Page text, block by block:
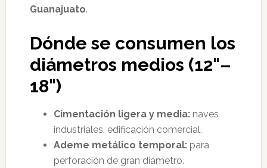
Guanajuato.
Dónde se consumen los
diámetros medios (12"–
18")
Cimentación ligera y media:naves
industriales, edificación comercial.
Ademe metálico temporal:para
perforación de gran diámetro.